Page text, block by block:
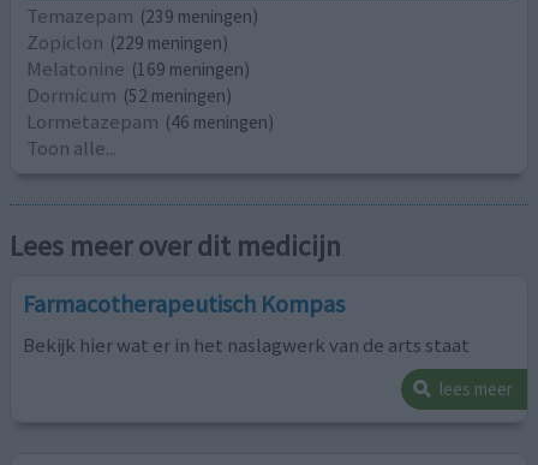
Temazepam (239 meningen)
Zopiclon (229 meningen)
Melatonine (169 meningen)
Dormicum (52 meningen)
Lormetazepam (46 meningen)
Toon alle...
Lees meer over dit medicijn
Farmacotherapeutisch Kompas
Bekijk hier wat er in het naslagwerk van de arts staat
lees meer